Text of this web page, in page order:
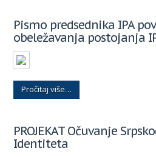
Pismo predsednika IPA
obeležavanja postojanja
Pročitaj više…
PROJEKAT Očuvanje
Identiteta